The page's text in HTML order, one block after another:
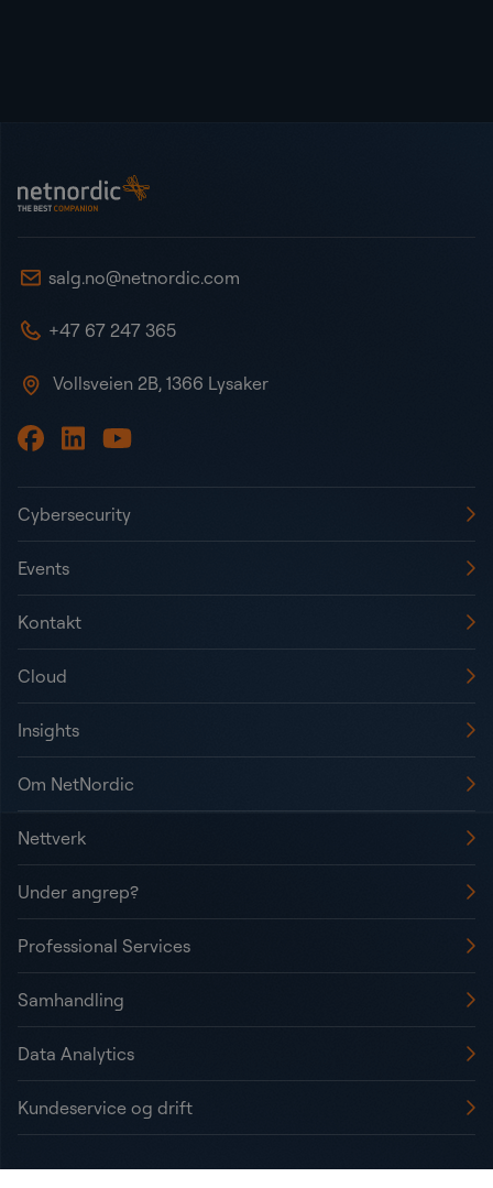
NetNordic Norway
salg.no@netnordic.com
+47 67 247 365
Vollsveien 2B, 1366 Lysaker
Cybersecurity
Events
Kontakt
Cloud
Insights
Om NetNordic
Nettverk
Under angrep?
Professional Services
Samhandling
Data Analytics
Kundeservice og drift